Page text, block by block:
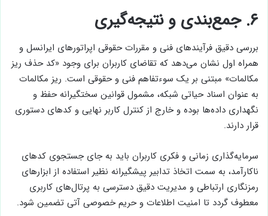
۶. جمع‌بندی و نتیجه‌گیری
بررسی دقیق فرآیندهای فنی و مقررات حقوقی اپراتورهای ایرانسل و
همراه اول نشان می‌دهد که تقاضای کاربران برای وجود «کد حذف ریز
مکالمات» مبتنی بر یک سوءتفاهم فنی و حقوقی است. ریز مکالمات
به عنوان اسناد حیاتی شبکه، مشمول قوانین سختگیرانه حفظ و
نگهداری داده‌ها بوده و خارج از کنترل کاربر نهایی و کدهای دستوری
قرار دارند.
سرمایه‌گذاری زمانی و فکری کاربران باید به جای جستجوی کدهای
ناکارآمد، به سمت اتخاذ تدابیر پیشگیرانه نظیر استفاده از ابزارهای
رمزنگاری ارتباطی و مدیریت دقیق دسترسی به پرتال‌های کاربری
معطوف گردد تا امنیت اطلاعات و حریم خصوصی آتی تضمین شود.